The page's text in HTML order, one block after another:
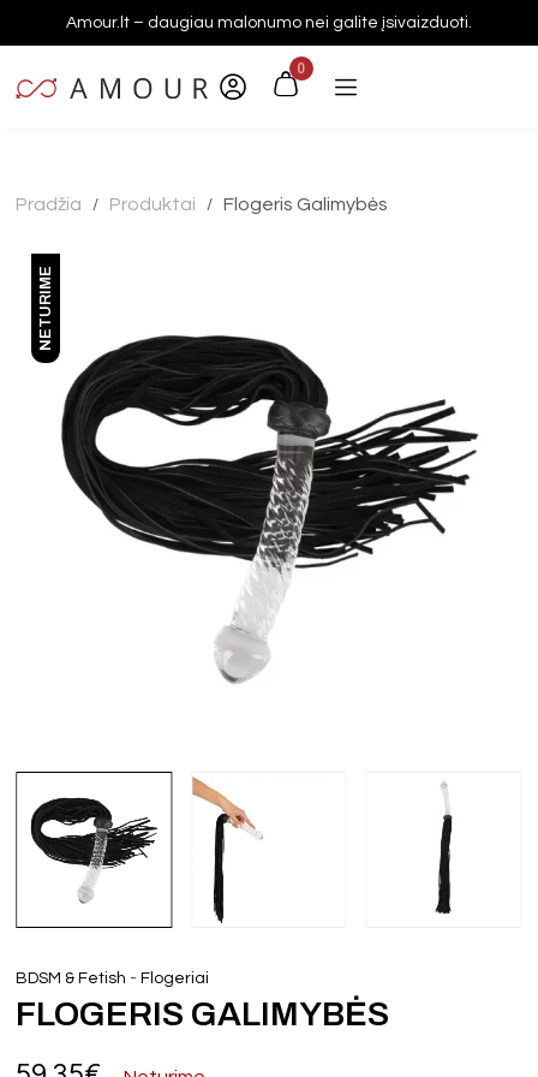
Amour.lt – daugiau malonumo nei galite įsivaizduoti.
0
Pradžia / Produktai / Flogeris Galimybės
NETURIME
BDSM & Fetish -Flogeriai
FLOGERIS GALIMYBĖS